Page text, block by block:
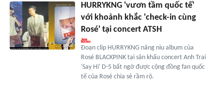
HURRYKNG 'vươn tầm quốc tế'
với khoảnh khắc 'check-in cùng
Rosé' tại concert ATSH
Đoạn clip HURRYKNG nâng niu album của
Rosé BLACKPINK tại sân khấu concert Anh Trai
'Say Hi' D-5 bất ngờ được cộng đồng fan quốc
tế của Rosé chia sẻ rầm rộ.